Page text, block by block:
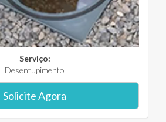
Serviço:
Desentupimento
Solicite Agora